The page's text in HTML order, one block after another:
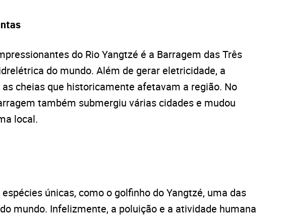
do Rio Yangtzé é a Barragem das Três
do mundo. Além de gerar eletricidade, a
cheias que historicamente afetavam a região. No
também submergiu várias cidades e mudou
local.
únicas, como o golfinho do Yangtzé, uma das
mundo. Infelizmente, a poluição e a atividade humana